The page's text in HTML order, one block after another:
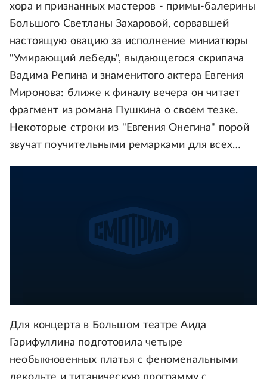
хора и признанных мастеров - примы-балерины
Большого Светланы Захаровой, сорвавшей
настоящую овацию за исполнение миниатюры
"Умирающий лебедь", выдающегося скрипача
Вадима Репина и знаменитого актера Евгения
Миронова: ближе к финалу вечера он читает
фрагмент из романа Пушкина о своем тезке.
Некоторые строки из "Евгения Онегина" порой
звучат поучительными ремарками для всех…
Для концерта в Большом театре Аида
Гарифуллина подготовила четыре
необыкновенных платья с феноменальными